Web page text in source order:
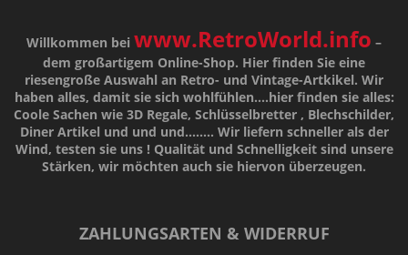
Willkommen bei www.RetroWorld.info –
dem großartigem Online-Shop. Hier finden Sie eine
riesengroße Auswahl an Retro- und Vintage-Artkikel. Wir
haben alles, damit sie sich wohlfühlen....hier finden sie alles:
Coole Sachen wie 3D Regale, Schlüsselbretter , Blechschilder,
Diner Artikel und und und........ Wir liefern schneller als der
Wind, testen sie uns ! Qualitätund Schnelligkeitsind unsere
Stärken, wir möchten auch sie hiervon überzeugen.
ZAHLUNGSARTEN & WIDERRUF